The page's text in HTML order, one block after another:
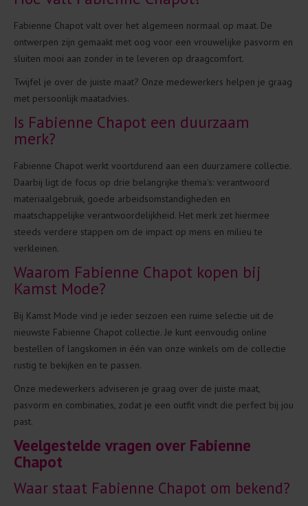
Fabienne Chapot valt over het algemeen normaal op maat. De
ontwerpen zijn gemaakt met oog voor een vrouwelijke pasvorm en
sluiten mooi aan zonder in te leveren op draagcomfort.
Twijfel je over de juiste maat? Onze medewerkers helpen je graag
met persoonlijk maatadvies.
Is Fabienne Chapot een duurzaam
merk?
Fabienne Chapot werkt voortdurend aan een duurzamere collectie.
Daarbij ligt de focus op drie belangrijke thema's: verantwoord
materiaalgebruik, goede arbeidsomstandigheden en
maatschappelijke verantwoordelijkheid. Het merk zet hiermee
steeds verdere stappen om de impact op mens en milieu te
verkleinen.
Waarom Fabienne Chapot kopen bij
Kamst Mode?
Bij Kamst Mode vind je ieder seizoen een ruime selectie uit de
nieuwste Fabienne Chapot collectie. Je kunt eenvoudig online
bestellen of langskomen in één van onze winkels om de collectie
rustig te bekijken en te passen.
Onze medewerkers adviseren je graag over de juiste maat,
pasvorm en combinaties, zodat je een outfit vindt die perfect bij jou
past.
Veelgestelde vragen over Fabienne
Chapot
Waar staat Fabienne Chapot om bekend?